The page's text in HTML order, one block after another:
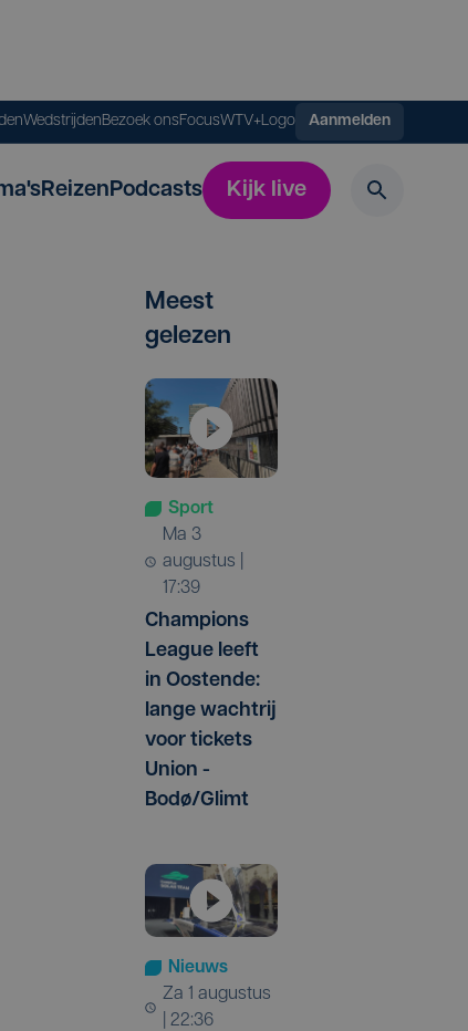
WedstrijdenBezoek onsFocusWTV+Logo Aanmelden
ReizenPodcasts Kijk live
Meest
gelezen
Sport
ma 3
augustus |
17:39
Champions
League leeft
in Oostende:
lange wachtrij
voor tickets
Union -
Bodø/Glimt
Nieuws
za 1 augustus
| 22:36